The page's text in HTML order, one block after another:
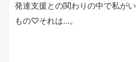
発達支援との関わりの中で私が
もの♡それは…。